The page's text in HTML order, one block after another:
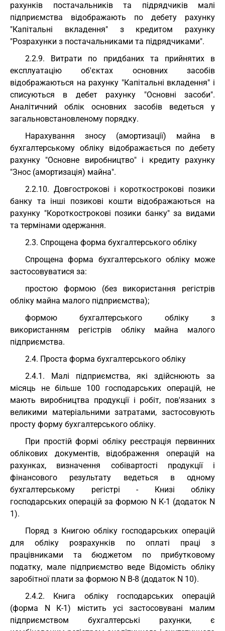
рахунків постачальників та підрядчиків малі
підприємства відображають по дебету рахунку
"Капітальні вкладення" з кредитом рахунку
"Розрахунки з постачальниками та підрядчиками".
2.2.9. Витрати по придбаних та прийнятих в
експлуатацію об'єктах основних засобів
відображаються на рахунку "Капітальні вкладення" і
списуються в дебет рахунку "Основні засоби".
Аналітичний облік основних засобів ведеться у
загальновстановленому порядку.
Нарахування зносу (амортизації) майна в
бухгалтерському обліку відображається по дебету
рахунку "Основне виробництво" і кредиту рахунку
"Знос (амортизація) майна".
2.2.10. Довгострокові і короткострокові позики
банку та інші позикові кошти відображаються на
рахунку "Короткострокові позики банку" за видами
та термінами одержання.
2.3. Спрощена форма бухгалтерського обліку
Спрощена форма бухгалтерського обліку може
застосовуватися за:
простою формою (без використання регістрів
обліку майна малого підприємства);
формою бухгалтерського обліку з
використанням регістрів обліку майна малого
підприємства.
2.4. Проста форма бухгалтерського обліку
2.4.1. Малі підприємства, які здійснюють за
місяць не більше 100 господарських операцій, не
мають виробництва продукції і робіт, пов'язаних з
великими матеріальними затратами, застосовують
просту форму бухгалтерського обліку.
При простій формі обліку реєстрація первинних
облікових документів, відображення операцій на
рахунках, визначення собівартості продукції і
фінансового результату ведеться в одному
бухгалтерському регістрі - Книзі обліку
господарських операцій за формою N К-1 (додаток N
1).
Поряд з Книгою обліку господарських операцій
для обліку розрахунків по оплаті праці з
працівниками та бюджетом по прибутковому
податку, мале підприємство веде Відомість обліку
заробітної плати за формою N В-8 (додаток N 10).
2.4.2. Книга обліку господарських операцій
(форма N К-1) містить усі застосовувані малим
підприємством бухгалтерські рахунки, є